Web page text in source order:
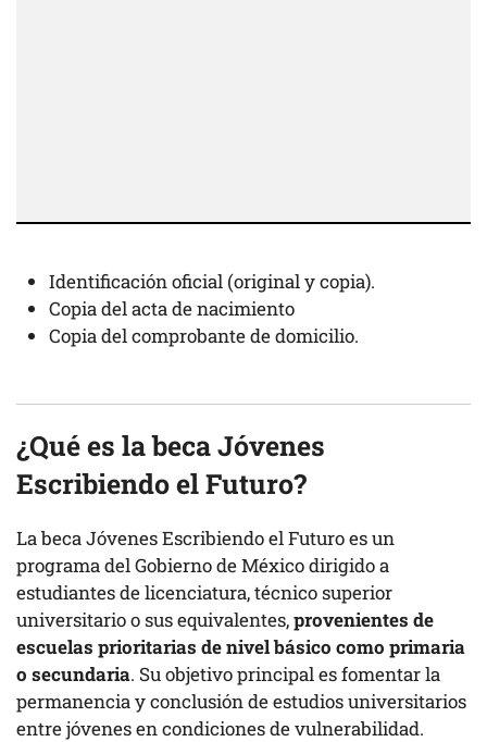
Identificación oficial (original y copia).
Copia del acta de nacimiento
Copia del comprobante de domicilio.
¿Qué es la beca Jóvenes
Escribiendo el Futuro?
La beca Jóvenes Escribiendo el Futuro es un
programa del Gobierno de México dirigido a
estudiantes de licenciatura, técnico superior
universitario o sus equivalentes,provenientes de
escuelas prioritarias de nivel básico como primaria
o secundaria. Su objetivo principal es fomentar la
permanencia y conclusión de estudios universitarios
entre jóvenes en condiciones de vulnerabilidad.